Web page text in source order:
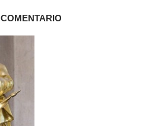
COMENTARIO